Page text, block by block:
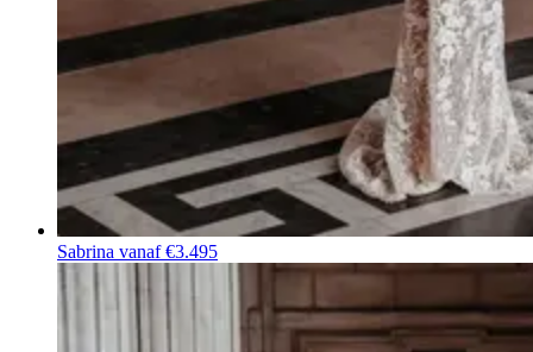
Sabrina vanaf €3.495